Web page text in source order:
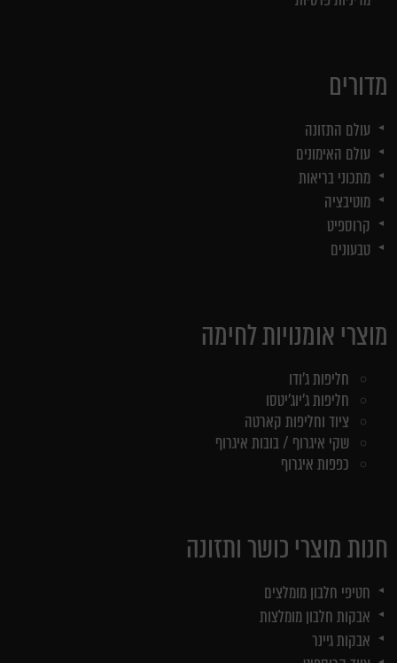
מדורים
עולם התזונה
עולם האימונים
מתכוני בריאות
מוטיבציה
קרוספיט
טבעונים
מוצרי אומנויות לחימה
חליפות ג'ודו
חליפות ג'יוג'יטסו
ציוד וחליפות קארטה
שקי איגרוף / בובות איגרוף
כפפות איגרוף
חנות מוצרי כושר ותזונה
חטיפי חלבון מומלצים
אבקות חלבון מומלצות
אבקות גיינר